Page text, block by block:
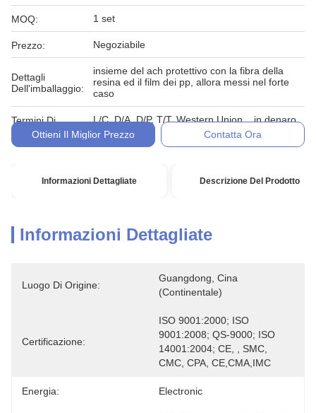
MOQ: 1 set
Prezzo: Negoziabile
Dettagli
Dell'imballaggio:
insieme del ach protettivo con la fibra della
resina ed il film dei pp, allora messi nel forte
caso
Termini Di
Pagamento:
L/C, D/A, D/P, T/T, Western Union, , in denaro,
impegno
Ottieni Il Miglior Prezzo Contatta Ora
Informazioni Dettagliate Descrizione Del Prodotto
Informazioni Dettagliate
Luogo Di Origine:
Guangdong, Cina
(continentale)
Certificazione:
ISO 9001:2000; ISO
9001:2008; QS-9000; ISO
14001:2004; CE, , SMC,
CMC, CPA, CE,CMA,IMC
Energia: Electronic